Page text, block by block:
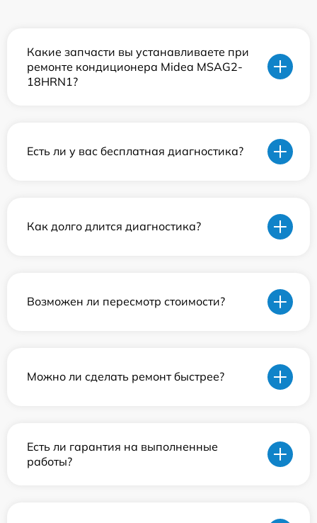
Какие запчасти вы устанавливаете при
ремонте кондиционера Midea MSAG2-
18HRN1?
Есть ли у вас бесплатная диагностика?
Как долго длится диагностика?
Возможен ли пересмотр стоимости?
Можно ли сделать ремонт быстрее?
Есть ли гарантия на выполненные
работы?